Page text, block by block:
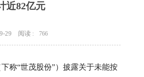
近82亿元
29 阅读 : 766
称“世茂股份”）披露关于未能按